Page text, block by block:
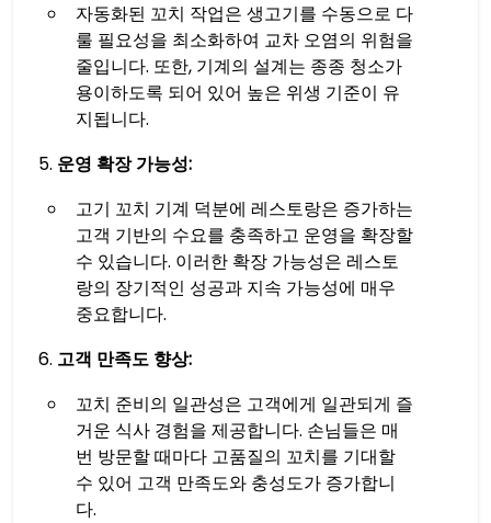
자동화된 꼬치 작업은 생고기를 수동으로 다
룰 필요성을 최소화하여 교차 오염의 위험을
줄입니다. 또한, 기계의 설계는 종종 청소가
용이하도록 되어 있어 높은 위생 기준이 유
지됩니다.
운영 확장 가능성:
고기 꼬치 기계 덕분에 레스토랑은 증가하는
고객 기반의 수요를 충족하고 운영을 확장할
수 있습니다. 이러한 확장 가능성은 레스토
랑의 장기적인 성공과 지속 가능성에 매우
중요합니다.
고객 만족도 향상:
꼬치 준비의 일관성은 고객에게 일관되게 즐
거운 식사 경험을 제공합니다. 손님들은 매
번 방문할 때마다 고품질의 꼬치를 기대할
수 있어 고객 만족도와 충성도가 증가합니
다.